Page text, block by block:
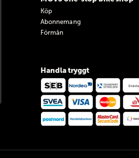
Köp
Abonnemang
Förmån
Handla tryggt